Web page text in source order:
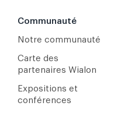
Communauté
Notre communauté
Carte des
partenaires Wialon
Expositions et
conférences